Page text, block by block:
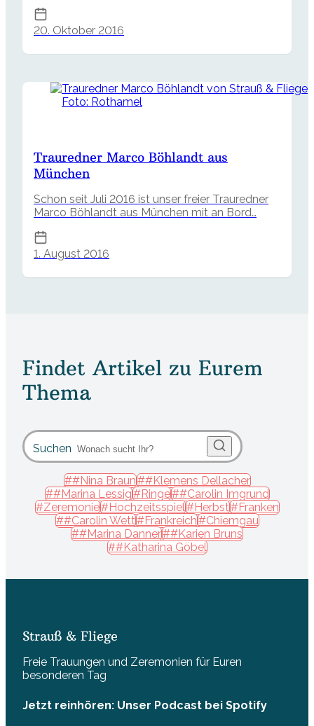
20. Oktober 2016
Foto: Rothamel
Trauredner Marco Böhlandt aus
München
Schon seit Juli 2016 ist unser freier Trauredner
Marco Böhlandt aus München mit an Bord…
1. August 2016
Findet Artikel zu Eurem
Thema
Suchen
##Nina Braun##Klemens Dellacher
##Marina Lessig#Ringe##Carolin Imgrund
#Zeremonie#Hochzeitsspiel#Herbst#Franken
##Carolin Wett#Frankreich#Chiemgau
##Marina Danner##Karien Bruns
##Katharina Göbel
Strauß & Fliege
Freie Trauungen und Zeremonien für Euren
besonderen Tag
Jetzt reinhören: Unser Podcast bei Spotify